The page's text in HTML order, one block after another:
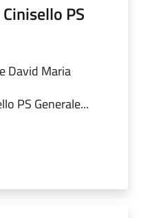
PS
David Maria
PS Generale...